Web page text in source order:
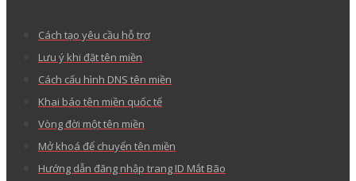
Cách tạo yêu cầu hỗ trợ
Lưu ý khi đặt tên miền
Cách cấu hình DNS tên miền
Khai báo tên miền quốc tế
Vòng đời một tên miền
Mở khoá để chuyển tên miền
Hướng dẫn đăng nhập trang ID Mắt Bão